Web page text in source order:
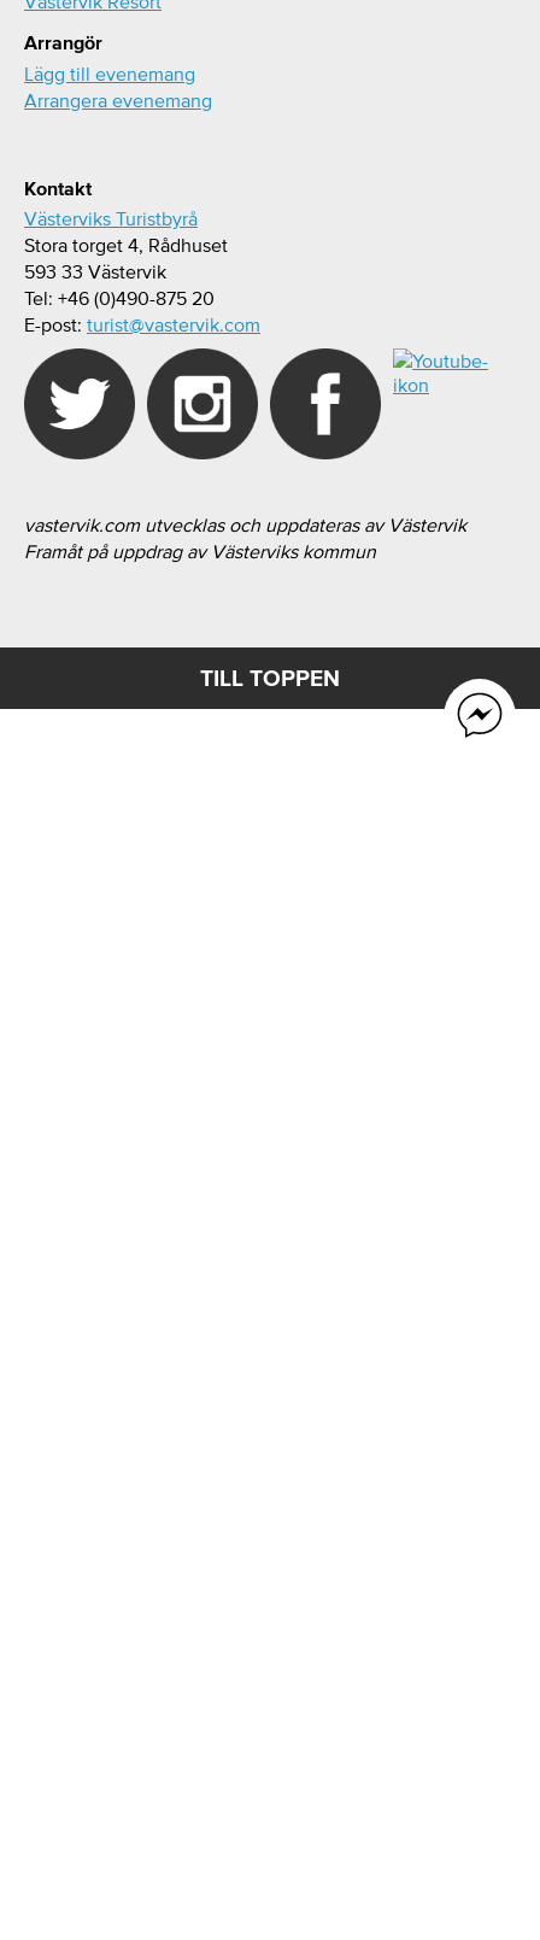
Arrangör
Lägg till evenemang
Arrangera evenemang
Kontakt
Västerviks Turistbyrå
Stora torget 4, Rådhuset
593 33 Västervik
Tel: +46 (0)490-875 20
E-post: turist@vastervik.com
vastervik.com utvecklas och uppdateras av Västervik
Framåt på uppdrag av Västerviks kommun
TILL TOPPEN